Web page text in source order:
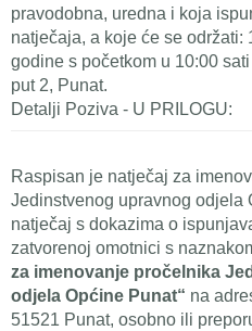
pravodobna, uredna i koja
natječaja, a koje će se održati:
godine s početkom u 10:00
put 2, Punat.
Detalji Poziva - U PRILOGU:
Raspisan je natječaj za
Jedinstvenog upravnog odjela
natječaj s dokazima o
zatvorenoj omotnici s
za imenovanje pročelnika
odjela Općine Punat“ na
51521 Punat, osobno ili